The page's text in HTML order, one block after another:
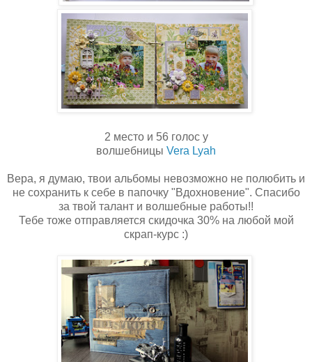
2 место и 56 голос у
волшебницы Vera Lyah
Вера, я думаю, твои альбомы невозможно не полюбить и
не сохранить к себе в папочку "Вдохновение". Спасибо
за твой талант и волшебные работы!!
Тебе тоже отправляется скидочка 30% на любой мой
скрап-курс :)